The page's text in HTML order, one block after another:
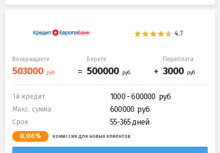
Возвращаете Берете Переплата
1й кредит 1000 - 600000
Макс. сумма 600000
Срок 55-365 дней
0,06% комиссия для новых клиентов